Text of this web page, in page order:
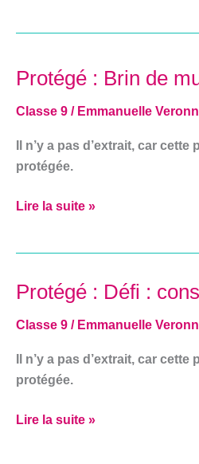
Protégé : Brin de
Classe 9 / Emmanuelle
Il n’y a pas d’extrait, car
protégée.
Protégé :
de
Lire la suite »
Protégé : Défi :
Classe 9 / Emmanuelle
Il n’y a pas d’extrait, car
protégée.
Protégé :
:
Lire la suite »